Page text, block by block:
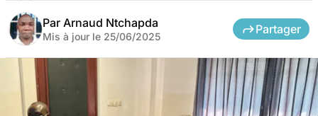
Par Arnaud Ntchapda
Mis à jour le 25/06/2025
Partager